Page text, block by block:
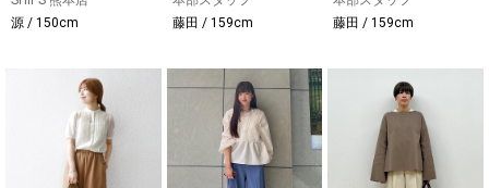
源 / 150cm
藤田 / 159cm
藤田 / 159cm